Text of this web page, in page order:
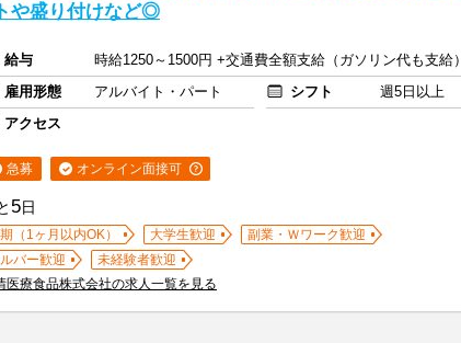
や盛り付けなど◎
給与
時給1250～1500円 +交通費全額支給（ガソリン代も支給）
雇用形態
アルバイト・パート シフト
週5日以上
アクセス
急募 オンライン面接可
5日
（1ヶ月以内OK） 大学生歓迎
副業・Ｗワーク歓迎
バー歓迎
未経験者歓迎
医療食品株式会社の求人一覧を見る